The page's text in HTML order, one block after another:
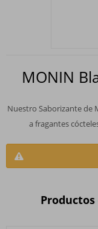
MONIN
Nuestro Saborizante de
a fragantes